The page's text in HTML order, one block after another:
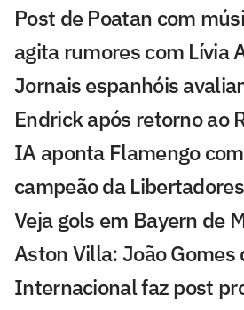
Post de Poatan com
agita rumores com Lívia
Jornais espanhóis
Endrick após retorno ao
IA aponta Flamengo
campeão da
Veja gols em Bayern de
Aston Villa: João Gomes
Internacional faz post